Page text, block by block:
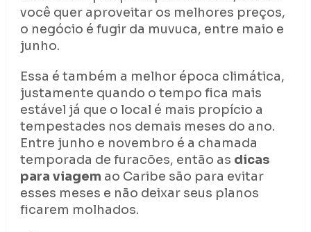
você quer aproveitar os melhores preços,
o negócio é fugir da muvuca, entre maio e
junho.
Essa é também a melhor época climática,
justamente quando o tempo fica mais
estável já que o local é mais propício a
tempestades nos demais meses do ano.
Entre junho e novembro é a chamada
temporada de furacões, então as dicas
para viagem ao Caribe são para evitar
esses meses e não deixar seus planos
ficarem molhados.